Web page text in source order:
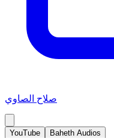
صلاح الصاوي
YouTube Baheth Audios